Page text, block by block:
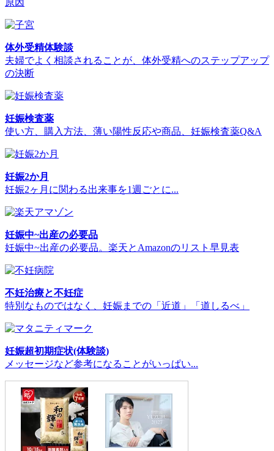
原因
体外受精体験談
夫婦でよく相談されることが、体外受精へのステップアップ
の決断
妊娠検査薬
使い方、購入方法、薄い陽性反応や商品、妊娠検査薬Q&A
妊娠2か月
妊娠2ヶ月に関わる出来事を1週ごとに...
妊娠中~出産の必要品
妊娠中~出産の必要品。楽天とAmazonのリスト早見表
不妊治療と不妊症
特別なものではなく、妊娠までの「近道」「道しるべ」
妊娠超初期症状(体験談)
メッセージなど参考になることがいっぱい...